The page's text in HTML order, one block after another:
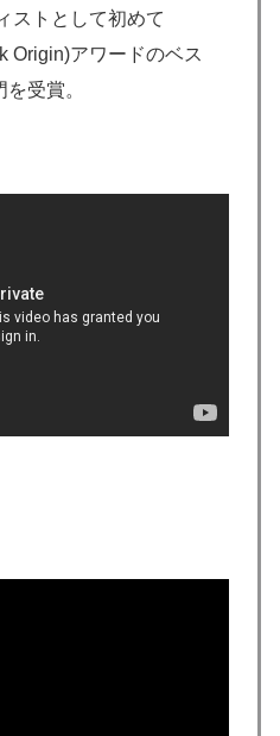
ストとして初めて
Origin)アワードのベス
受賞。